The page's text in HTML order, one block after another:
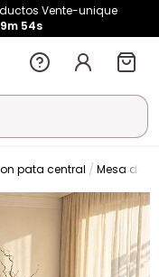
Vente-unique
53s
pata central Mesa de